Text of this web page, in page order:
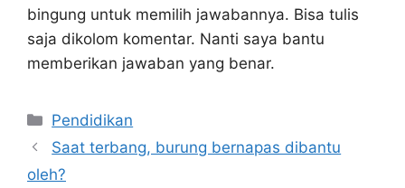
bingung untuk memilih jawabannya. Bisa tulis
saja dikolom komentar. Nanti saya bantu
memberikan jawaban yang benar.
Kategori
Pendidikan
Saat terbang, burung bernapas dibantu
oleh?